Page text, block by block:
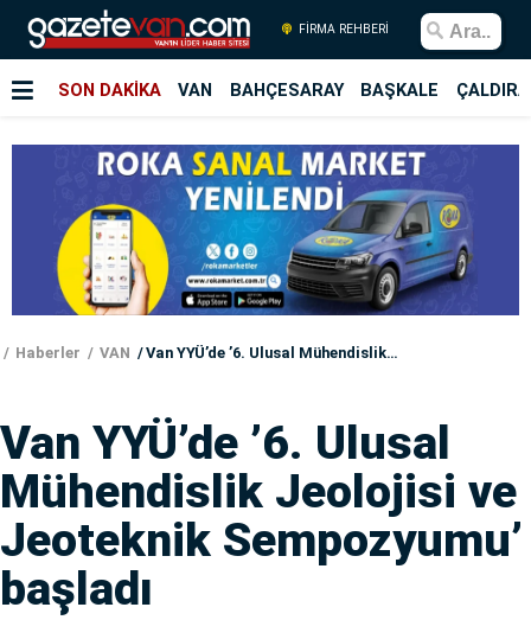
FİRMA REHBERİ
SON DAKİKA VAN BAHÇESARAY BAŞKALE
Haberler VAN Van YYÜ’de ’6. Ulusal Mühendislik Jeolojisi ve Jeoteknik Sempozyumu’ başladı
Van YYÜ’de ’6. Ulusal
Mühendislik Jeolojisi ve
Jeoteknik Sempozyumu’
başladı